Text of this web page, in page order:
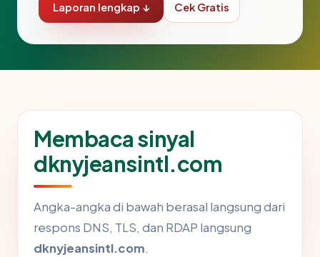
Laporan lengkap ↓ Cek Gratis
Membaca sinyal
dknyjeansintl.com
Angka-angka di bawah berasal langsung dari
respons DNS, TLS, dan RDAP langsung
dknyjeansintl.com.